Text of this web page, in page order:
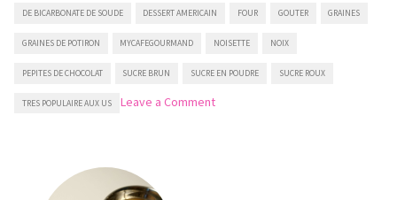
DE BICARBONATE DE SOUDE DESSERT AMERICAIN FOUR GOUTER GRAINES
GRAINES DE POTIRON MYCAFEGOURMAND NOISETTE NOIX
PEPITES DE CHOCOLAT SUCRE BRUN SUCRE EN POUDRE SUCRE ROUX
TRES POPULAIRE AUX US Leave a Commenton